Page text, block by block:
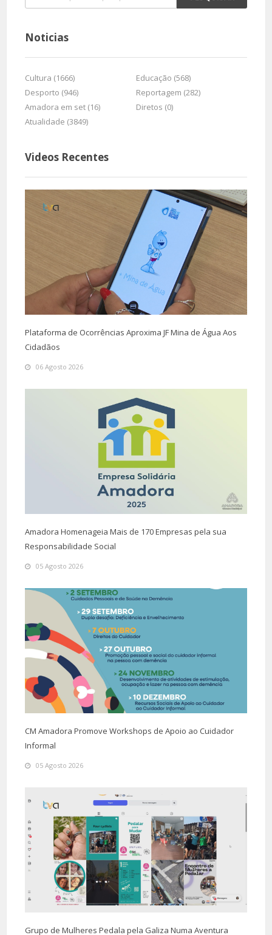
Noticias
Cultura (1666)
Educação (568)
Desporto (946)
Reportagem (282)
Amadora em set (16)
Diretos (0)
Atualidade (3849)
Videos Recentes
Plataforma de Ocorrências Aproxima JF Mina de Água Aos
Cidadãos
06 Agosto 2026
Amadora Homenageia Mais de 170 Empresas pela sua
Responsabilidade Social
05 Agosto 2026
CM Amadora Promove Workshops de Apoio ao Cuidador
Informal
05 Agosto 2026
Grupo de Mulheres Pedala pela Galiza Numa Aventura